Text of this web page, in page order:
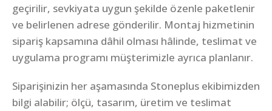
geçirilir, sevkiyata uygun şekilde özenle paketlenir
ve belirlenen adrese gönderilir. Montaj hizmetinin
sipariş kapsamına dâhil olması hâlinde, teslimat ve
uygulama programı müşterimizle ayrıca planlanır.
Siparişinizin her aşamasında Stoneplus ekibimizden
bilgi alabilir; ölçü, tasarım, üretim ve teslimat